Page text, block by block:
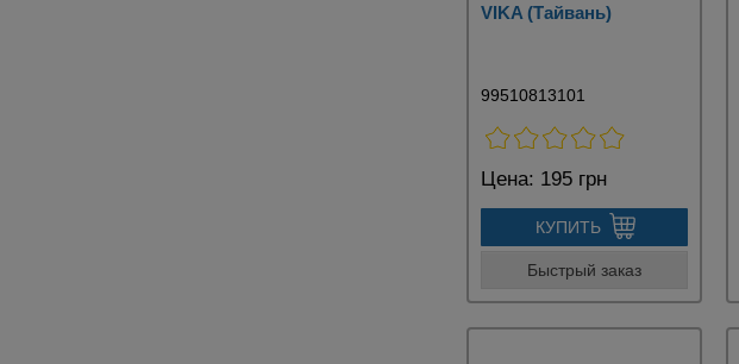
VIKA (Тайвань)
99510813101
Цена: 195 грн
КУПИТЬ
Быстрый заказ